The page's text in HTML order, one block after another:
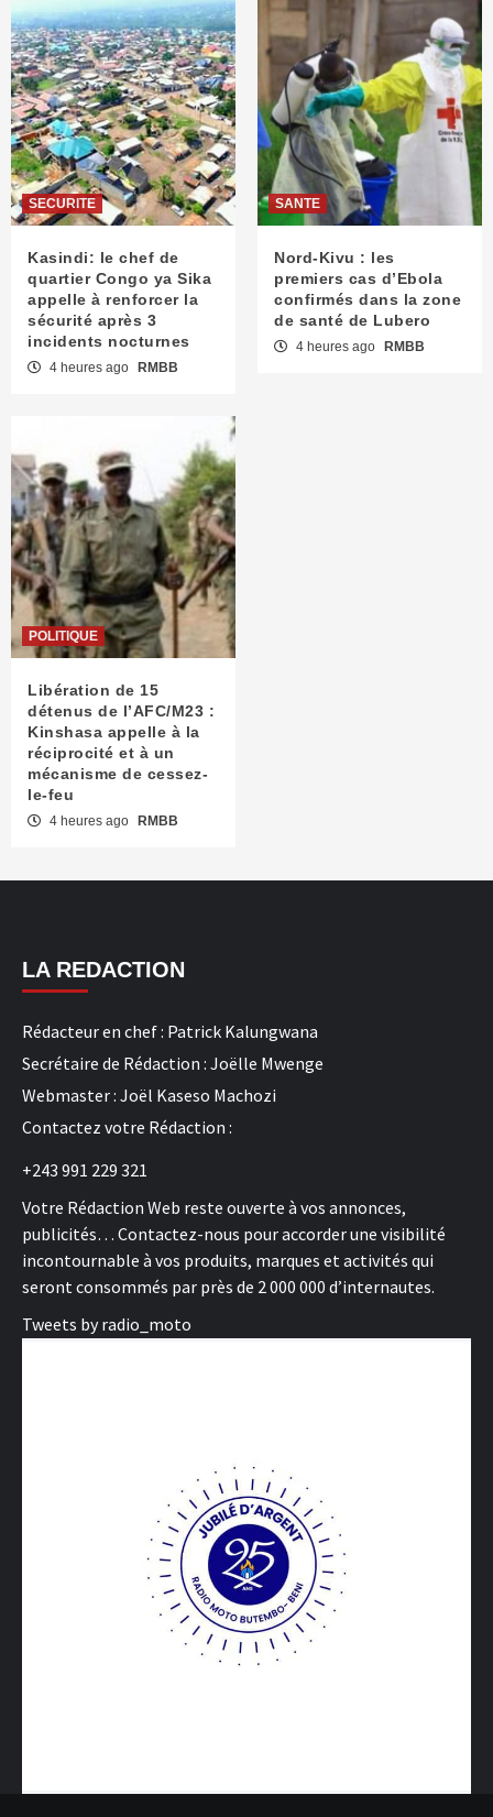
SECURITE
Kasindi: le chef de
quartier Congo ya Sika
appelle à renforcer la
sécurité après 3
incidents nocturnes
4 heures ago RMBB
SANTE
Nord-Kivu : les
premiers cas d’Ebola
confirmés dans la zone
de santé de Lubero
4 heures ago RMBB
POLITIQUE
Libération de 15
détenus de l’AFC/M23 :
Kinshasa appelle à la
réciprocité et à un
mécanisme de cessez-
le-feu
4 heures ago RMBB
LA REDACTION
Rédacteur en chef : Patrick Kalungwana
Secrétaire de Rédaction : Joëlle Mwenge
Webmaster : Joël Kaseso Machozi
Contactez votre Rédaction :
+243 991 229 321
Votre Rédaction Web reste ouverte à vos annonces,
publicités… Contactez-nous pour accorder une visibilité
incontournable à vos produits, marques et activités qui
seront consommés par près de 2 000 000 d’internautes.
Tweets by radio_moto